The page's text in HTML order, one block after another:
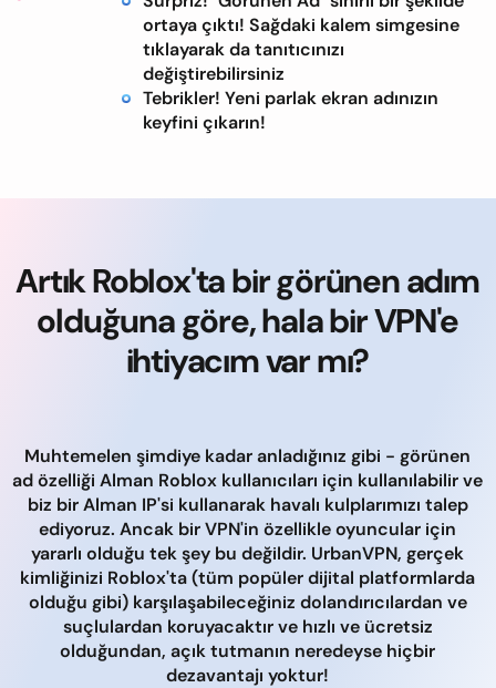
ortaya çıktı! Sağdaki kalem simgesine
tıklayarak da tanıtıcınızı
değiştirebilirsiniz
Tebrikler! Yeni parlak ekran adınızın
keyfini çıkarın!
Artık Roblox'ta bir görünen adım
olduğuna göre, hala bir VPN'e
ihtiyacım var mı?
Muhtemelen şimdiye kadar anladığınız gibi - görünen
ad özelliği Alman Roblox kullanıcıları için kullanılabilir ve
biz bir Alman IP'si kullanarak havalı kulplarımızı talep
ediyoruz. Ancak bir VPN'in özellikle oyuncular için
yararlı olduğu tek şey bu değildir. UrbanVPN, gerçek
kimliğinizi Roblox'ta (tüm popüler dijital platformlarda
olduğu gibi) karşılaşabileceğiniz dolandırıcılardan ve
suçlulardan koruyacaktır ve hızlı ve ücretsiz
olduğundan, açık tutmanın neredeyse hiçbir
dezavantajı yoktur!